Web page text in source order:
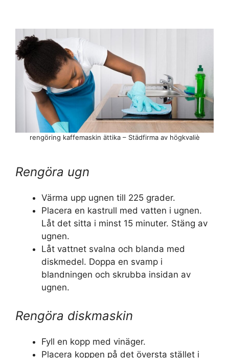
Rengöra ugn
Värma upp ugnen till 225 grader.
Placera en kastrull med vatten i ugnen.
Låt det sitta i minst 15 minuter. Stäng av
ugnen.
Låt vattnet svalna och blanda med
diskmedel. Doppa en svamp i
blandningen och skrubba insidan av
ugnen.
Rengöra diskmaskin
Fyll en kopp med vinäger.
Placera koppen på det översta stället i
rengöring kaffemaskin ättika – Städfirma av högkvaliè